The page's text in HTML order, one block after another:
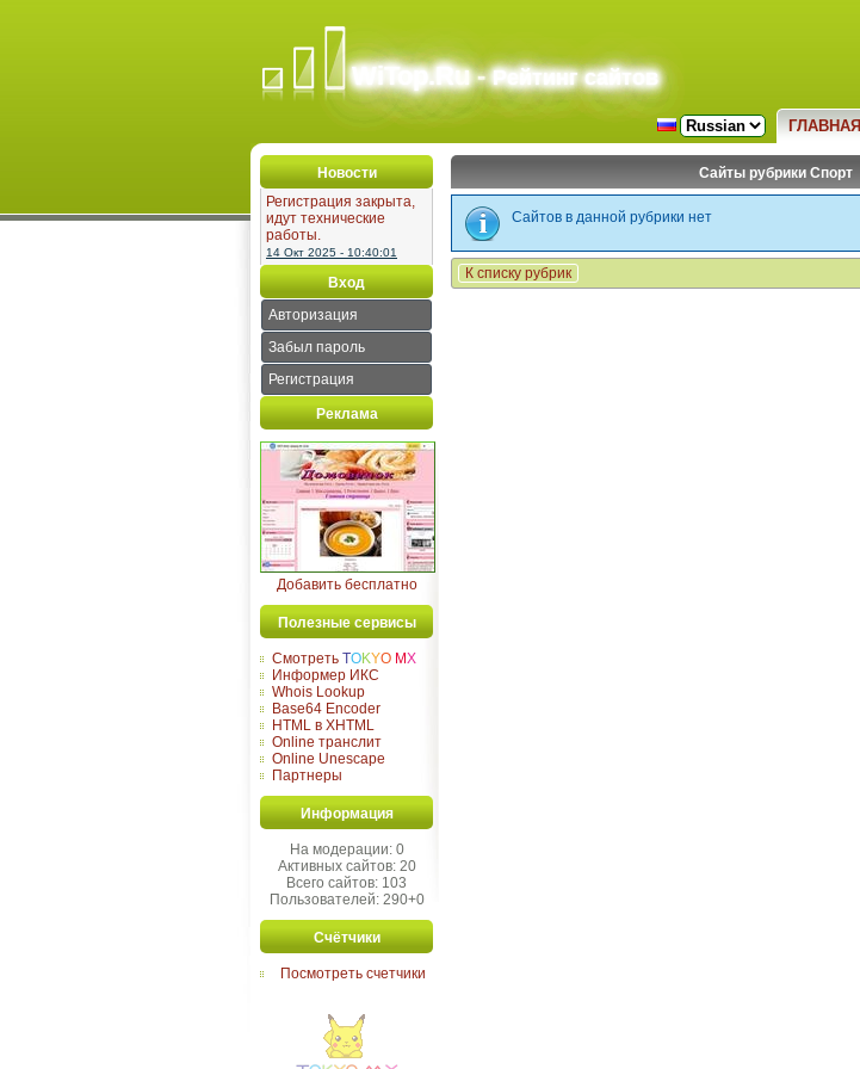
WiTop.Ru -Рейтинг сайтов
ГЛАВНАЯ
Новости
Регистрация закрыта,
идут технические
работы.
14 Окт 2025 - 10:40:01
Вход
Авторизация
Забыл пароль
Регистрация
Реклама
Добавить бесплатно
Полезные сервисы
Смотреть TOKYO MX
Информер ИКС
Whois Lookup
Base64 Encoder
HTML в XHTML
Online транслит
Online Unescape
Партнеры
Информация
На модерации: 0
Активных сайтов: 20
Всего сайтов: 103
Пользователей: 290+0
Счётчики
Посмотреть счетчики
Сайты рубрики Спорт
Сайтов в данной рубрики нет
К списку рубрик